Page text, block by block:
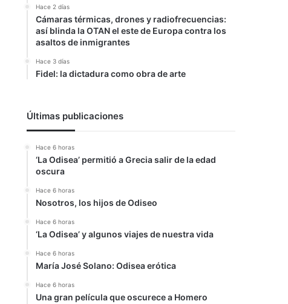
Hace 2 días
Cámaras térmicas, drones y radiofrecuencias:
así blinda la OTAN el este de Europa contra los
asaltos de inmigrantes
Hace 3 días
Fidel: la dictadura como obra de arte
Últimas publicaciones
Hace 6 horas
‘La Odisea’ permitió a Grecia salir de la edad
oscura
Hace 6 horas
Nosotros, los hijos de Odiseo
Hace 6 horas
‘La Odisea’ y algunos viajes de nuestra vida
Hace 6 horas
María José Solano: Odisea erótica
Hace 6 horas
Una gran película que oscurece a Homero